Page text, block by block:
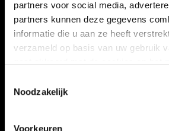
partners voor social media,
partners kunnen deze gegevens
informatie die u aan ze heeft
verzameld op basis van uw gebruik
Noodzakelijk
Voorkeuren
NIEUWS
KALENDER
ACTIVITEITEN